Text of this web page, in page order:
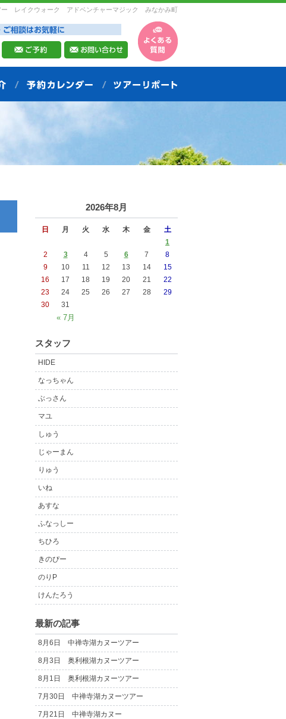
レイクウォーク アドベンチャーマジック みなかみ町
2026年8月
日 月 火 水 木 金 土
« 7月
1
2
3 4 5 6 7
8
9
10 11 12 13 14
15
16
17 18 19 20 21
22
23
24 25 26 27 28
29
30
31
スタッフ
HIDE
なっちゃん
ぶっさん
マユ
しゅう
じゃーまん
りゅう
いね
あすな
ふなっしー
ちひろ
きのぴー
のりP
けんたろう
最新の記事
8月6日 中禅寺湖カヌーツアー
8月3日 奥利根湖カヌーツアー
8月1日 奥利根湖カヌーツアー
7月30日 中禅寺湖カヌーツアー
7月21日 中禅寺湖カヌー